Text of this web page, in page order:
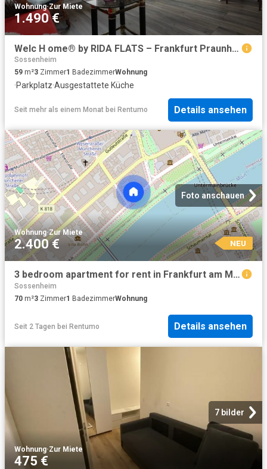
Wohnung·Zur Miete
1.490 €
Welc H ome® by RIDA FLATS – Frankfurt Praunheim! All in plus! 3 Zimmer + Stellplatz + Internet
Sossenheim
59 m²3 Zimmer1 BadezimmerWohnung
·Parkplatz·Ausgestattete Küche
Seit mehr als einem Monat bei Rentumo Details ansehen
Foto anschauen
Wohnung·Zur Miete
2.400 € NEU
3 bedroom apartment for rent in Frankfurt am Main
Sossenheim
70 m²3 Zimmer1 BadezimmerWohnung
Seit 2 Tagen bei Rentumo Details ansehen
7 bilder
Wohnung·Zur Miete
475 €